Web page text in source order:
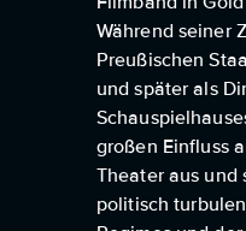
Während seiner
Preußischen
und später als
großen Einfluss
Theater aus und
politisch